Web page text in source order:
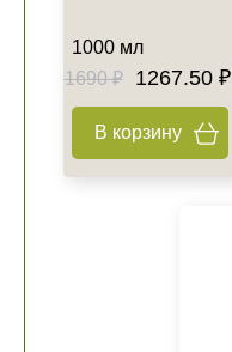
1000 мл
1690 ₽
1267.50 ₽
В корзину